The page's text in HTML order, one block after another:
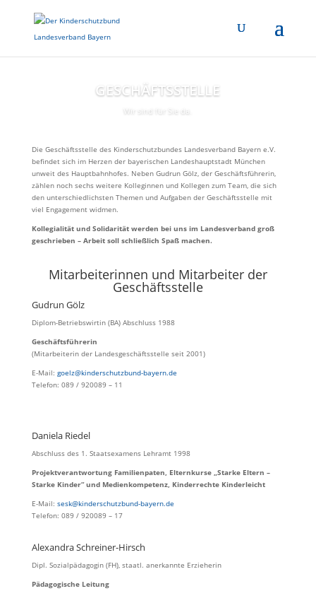
GESCHÄFTSSTELLE
Wir sind für Sie da.
Die Geschäftsstelle des Kinderschutzbundes Landesverband Bayern e.V.
befindet sich im Herzen der bayerischen Landeshauptstadt München
unweit des Hauptbahnhofes. Neben Gudrun Gölz, der Geschäftsführerin,
zählen noch sechs weitere Kolleginnen und Kollegen zum Team, die sich
den unterschiedlichsten Themen und Aufgaben der Geschäftsstelle mit
viel Engagement widmen.
Kollegialität und Solidarität werden bei uns im Landesverband groß
geschrieben – Arbeit soll schließlich Spaß machen.
Mitarbeiterinnen und Mitarbeiter der
Geschäftsstelle
Gudrun Gölz
Diplom-Betriebswirtin (BA) Abschluss 1988
Geschäftsführerin
(Mitarbeiterin der Landesgeschäftsstelle seit 2001)
E-Mail: goelz@kinderschutzbund-bayern.de
Telefon: 089 / 920089 – 11
Daniela Riedel
Abschluss des 1. Staatsexamens Lehramt 1998
Projektverantwortung Familienpaten, Elternkurse „Starke Eltern –
Starke Kinder“ und Medienkompetenz, Kinderrechte Kinderleicht
E-Mail: sesk@kinderschutzbund-bayern.de
Telefon: 089 / 920089 – 17
Alexandra Schreiner-Hirsch
Dipl. Sozialpädagogin (FH), staatl. anerkannte Erzieherin
Pädagogische Leitung